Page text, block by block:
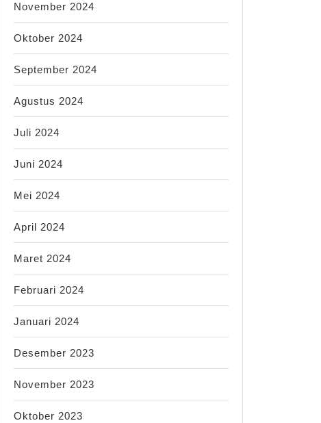
November 2024
Oktober 2024
September 2024
Agustus 2024
Juli 2024
Juni 2024
Mei 2024
April 2024
Maret 2024
Februari 2024
Januari 2024
Desember 2023
November 2023
Oktober 2023